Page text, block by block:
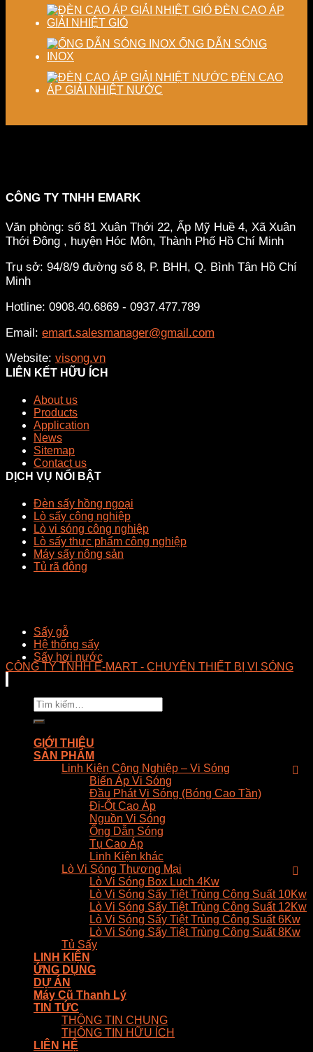
ĐÈN CAO ÁP
GIẢI NHIỆT GIÓ
ỐNG DẪN SÓNG
INOX
ĐÈN CAO
ÁP GIẢI NHIỆT NƯỚC
CÔNG TY TNHH EMARK
Văn phòng: số 81 Xuân Thới 22, Ấp Mỹ Huề 4, Xã Xuân
Thới Đông , huyện Hóc Môn, Thành Phố Hồ Chí Minh
Trụ sở: 94/8/9 đường số 8, P. BHH, Q. Bình Tân Hồ Chí
Minh
Hotline: 0908.40.6869 - 0937.477.789
Email: emart.salesmanager@gmail.com
Website: visong.vn
LIÊN KẾT HỮU ÍCH
About us
Products
Application
News
Sitemap
Contact us
DỊCH VỤ NỔI BẬT
Đèn sấy hồng ngoại
Lò sấy công nghiệp
Lò vi sóng công nghiệp
Lò sấy thực phẩm công nghiệp
Máy sấy nông sản
Tủ rã đông
Sấy gỗ
Hệ thống sấy
Sấy hơi nước
CÔNG TY TNHH E-MART - CHUYÊN THIẾT BỊ VI SÓNG
Tìm
kiếm:
GIỚI THIỆU
SẢN PHẨM
Linh Kiện Công Nghiệp – Vi Sóng
Biến Áp Vi Sóng
Đầu Phát Vi Sóng (Bóng Cao Tần)
Đi-Ốt Cao Áp
Nguồn Vi Sóng
Ống Dẫn Sóng
Tụ Cao Áp
Linh Kiện khác
Lò Vi Sóng Thương Mại
Lò Vi Sóng Box Luch 4Kw
Lò Vi Sóng Sấy Tiệt Trùng Công Suất 10Kw
Lò Vi Sóng Sấy Tiệt Trùng Công Suất 12Kw
Lò Vi Sóng Sấy Tiệt Trùng Công Suất 6Kw
Lò Vi Sóng Sấy Tiệt Trùng Công Suất 8Kw
Tủ Sấy
LINH KIỆN
ỨNG DỤNG
DỰ ÁN
Máy Cũ Thanh Lý
TIN TỨC
THÔNG TIN CHUNG
THÔNG TIN HỮU ÍCH
LIÊN HỆ